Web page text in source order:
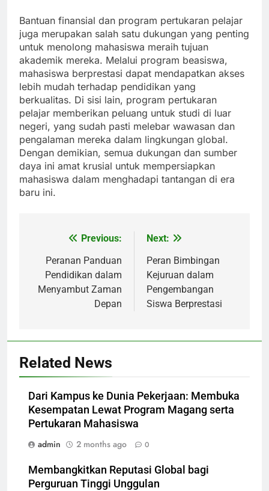
Bantuan finansial dan program pertukaran pelajar
juga merupakan salah satu dukungan yang penting
untuk menolong mahasiswa meraih tujuan
akademik mereka. Melalui program beasiswa,
mahasiswa berprestasi dapat mendapatkan akses
lebih mudah terhadap pendidikan yang
berkualitas. Di sisi lain, program pertukaran
pelajar memberikan peluang untuk studi di luar
negeri, yang sudah pasti melebar wawasan dan
pengalaman mereka dalam lingkungan global.
Dengan demikian, semua dukungan dan sumber
daya ini amat krusial untuk mempersiapkan
mahasiswa dalam menghadapi tantangan di era
baru ini.
navigation
Previous:
Peranan Panduan
Pendidikan dalam
Menyambut Zaman
Depan
Next:
Peran Bimbingan
Kejuruan dalam
Pengembangan
Siswa Berprestasi
Related News
Dari Kampus ke Dunia Pekerjaan: Membuka
Kesempatan Lewat Program Magang serta
Pertukaran Mahasiswa
admin
2 months ago 0
Membangkitkan Reputasi Global bagi
Perguruan Tinggi Unggulan